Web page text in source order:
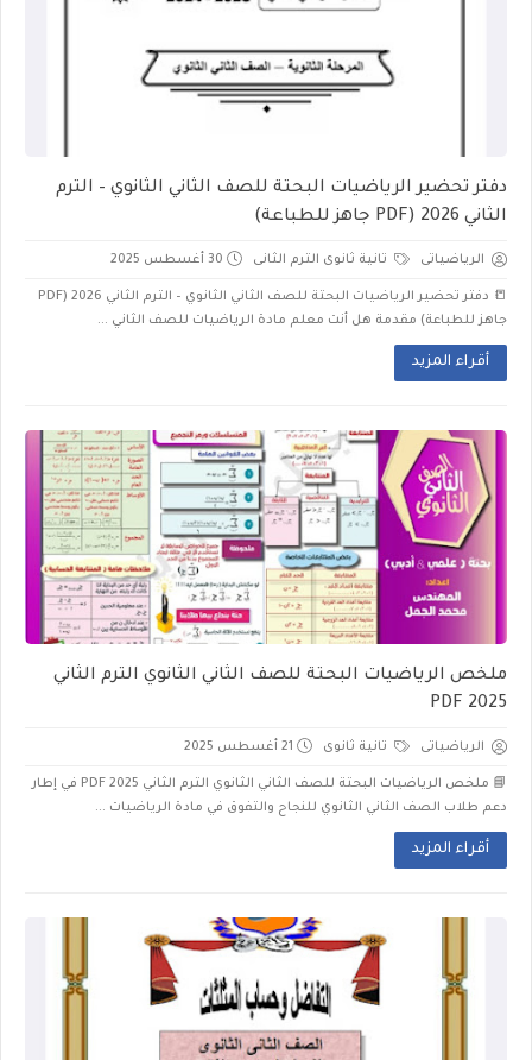
دفتر تحضير الرياضيات البحتة للصف الثاني الثانوي – الترم
الثاني 2026 (PDF جاهز للطباعة)
الرياضياتى تانية ثانوى الترم الثانى 30 أغسطس 2025
📒 دفتر تحضير الرياضيات البحتة للصف الثاني الثانوي – الترم الثاني 2026 (PDF
جاهز للطباعة) مقدمة هل أنت معلم مادة الرياضيات للصف الثاني ...
أقراء المزيد
ملخص الرياضيات البحتة للصف الثاني الثانوي الترم الثاني
2025 PDF
الرياضياتى تانية ثانوى 21 أغسطس 2025
📘 ملخص الرياضيات البحتة للصف الثاني الثانوي الترم الثاني 2025 PDF في إطار
دعم طلاب الصف الثاني الثانوي للنجاح والتفوق في مادة الرياضيات ...
أقراء المزيد